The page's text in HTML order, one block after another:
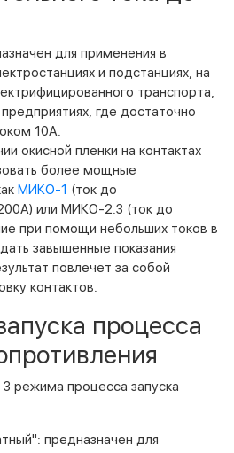
для применения в
и подстанциях, на
транспорта,
где достаточно
10А.
окисной пленки на контактах
более мощные
МИКО-1 (ток до
или МИКО-2.3 (ток до
при помощи небольших токов в
завышенные показания
повлечет за собой
контактов.
процесса
режима процесса запуска
предназначен для